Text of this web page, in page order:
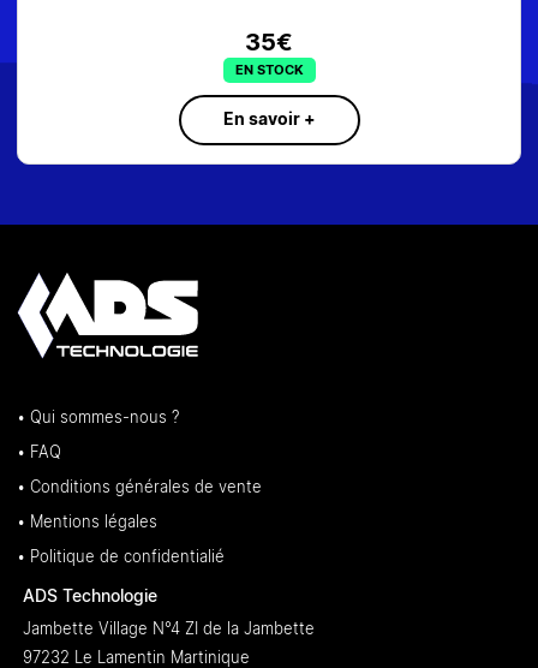
EN STOCK
En savoir +
• Qui sommes-nous ?
• FAQ
• Conditions générales de vente
• Mentions légales
• Politique de confidentialié
ADS Technologie
Jambette Village N°4 ZI de la Jambette
97232 Le Lamentin Martinique